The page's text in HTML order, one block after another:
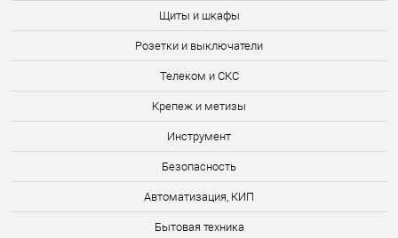
Щиты и шкафы
Розетки и выключатели
Телеком и СКС
Крепеж и метизы
Инструмент
Безопасность
Автоматизация, КИП
Бытовая техника